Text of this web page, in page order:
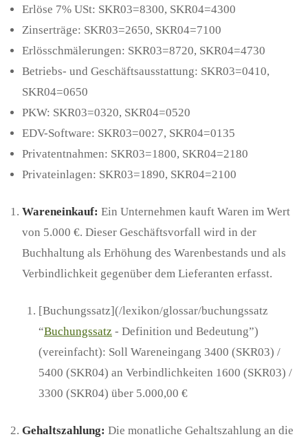
Erlöse 7% USt: SKR03=8300, SKR04=4300
Zinserträge: SKR03=2650, SKR04=7100
Erlösschmälerungen: SKR03=8720, SKR04=4730
Betriebs- und Geschäftsausstattung: SKR03=0410,
SKR04=0650
PKW: SKR03=0320, SKR04=0520
EDV-Software: SKR03=0027, SKR04=0135
Privatentnahmen: SKR03=1800, SKR04=2180
Privateinlagen: SKR03=1890, SKR04=2100
Wareneinkauf: Ein Unternehmen kauft Waren im Wert
von 5.000 €. Dieser Geschäftsvorfall wird in der
Buchhaltung als Erhöhung des Warenbestands und als
Verbindlichkeit gegenüber dem Lieferanten erfasst.
[Buchungssatz](/lexikon/glossar/buchungssatz
“Buchungssatz - Definition und Bedeutung”)
(vereinfacht): Soll Wareneingang 3400 (SKR03) /
5400 (SKR04) an Verbindlichkeiten 1600 (SKR03) /
3300 (SKR04) über 5.000,00 €
Gehaltszahlung: Die monatliche Gehaltszahlung an die